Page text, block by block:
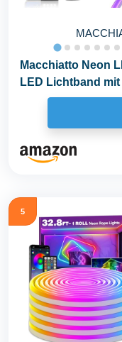
Macchiatto Neon
LED Lichtband
5